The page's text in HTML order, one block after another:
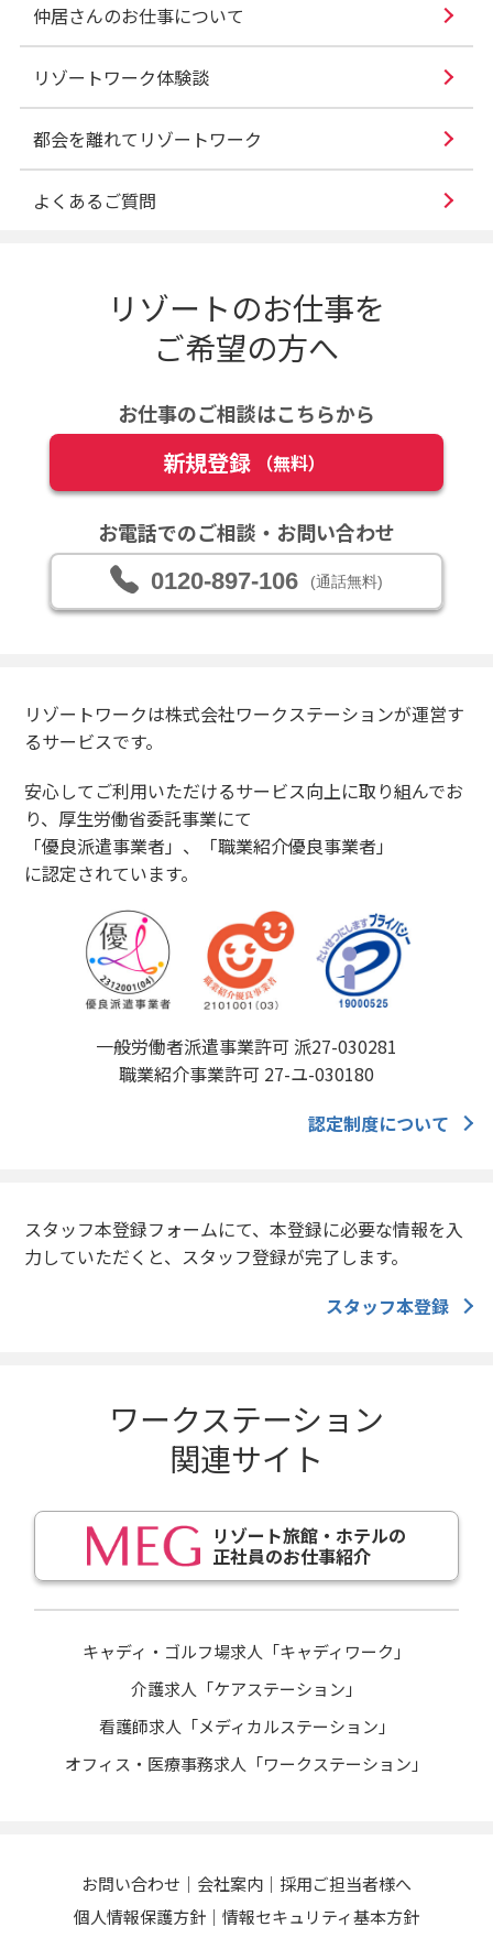
仲居さんのお仕事について
リゾートワーク体験談
都会を離れてリゾートワーク
よくあるご質問
リゾートのお仕事を
ご希望の方へ
お仕事のご相談はこちらから
新規登録 （無料）
お電話でのご相談・お問い合わせ
0120-897-106 (通話無料)
リゾートワークは株式会社ワークステーションが運営す
るサービスです。
安心してご利用いただけるサービス向上に取り組んでお
り、厚生労働省委託事業にて
「優良派遣事業者」、「職業紹介優良事業者」
に認定されています。
一般労働者派遣事業許可 派27-030281
職業紹介事業許可 27-ユ-030180
認定制度について
スタッフ本登録フォームにて、本登録に必要な情報を入
力していただくと、スタッフ登録が完了します。
スタッフ本登録
ワークステーション
関連サイト
リゾート旅館・ホテルの
正社員のお仕事紹介
キャディ・ゴルフ場求人「キャディワーク」
介護求人「ケアステーション」
看護師求人「メディカルステーション」
オフィス・医療事務求人「ワークステーション」
お問い合わせ 会社案内
採用ご担当者様へ
個人情報保護方針
情報セキュリティ基本方針